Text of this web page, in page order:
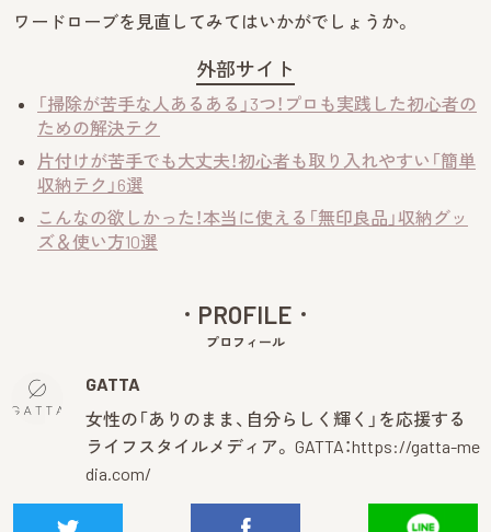
ワードローブを見直してみてはいかがでしょうか。
外部サイト
「掃除が苦手な人あるある」3つ！プロも実践した初心者の
ための解決テク
片付けが苦手でも大丈夫！初心者も取り入れやすい「簡単
収納テク」6選
こんなの欲しかった！本当に使える「無印良品」収納グッ
ズ＆使い方10選
PROFILE
プロフィール
GATTA
女性の「ありのまま、自分らしく輝く」を応援する
ライフスタイルメディア。 GATTA：https://gatta-me
dia.com/